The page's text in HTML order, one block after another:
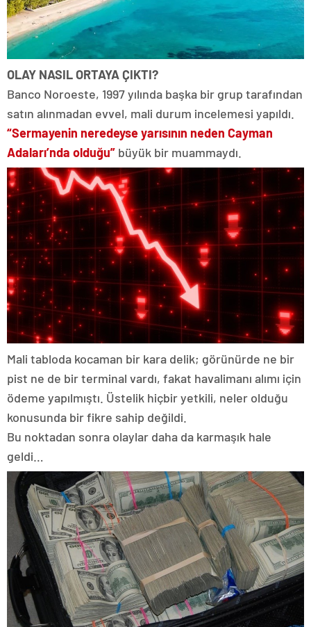
OLAY NASIL ORTAYA ÇIKTI?
Banco Noroeste, 1997 yılında başka bir grup tarafından
satın alınmadan evvel, mali durum incelemesi yapıldı.
“Sermayenin neredeyse yarısının neden Cayman
Adaları’nda olduğu” büyük bir muammaydı.
Mali tabloda kocaman bir kara delik; görünürde ne bir
pist ne de bir terminal vardı, fakat havalimanı alımı için
ödeme yapılmıştı. Üstelik hiçbir yetkili, neler olduğu
konusunda bir fikre sahip değildi.
Bu noktadan sonra olaylar daha da karmaşık hale
geldi…